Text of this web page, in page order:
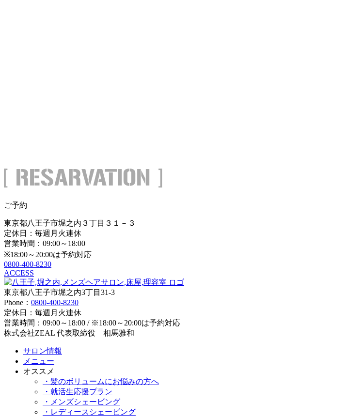
ご予約
東京都八王子市堀之内３丁目３１－３
定休日：毎週月火連休
営業時間：09:00～18:00
※18:00～20:00は予約対応
0800-400-8230
ACCESS
東京都八王子市堀之内3丁目31-3
Phone： 0800-400-8230
定休日：毎週月火連休
営業時間：09:00～18:00 / ※18:00～20:00は予約対応
株式会社ZEAL 代表取締役 相馬雅和
サロン情報
メニュー
オススメ
・髪のボリュームにお悩みの方へ
・就活生応援プラン
・メンズシェービング
・レディースシェービング